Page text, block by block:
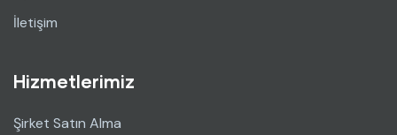
İletişim
Hizmetlerimiz
Şirket Satın Alma